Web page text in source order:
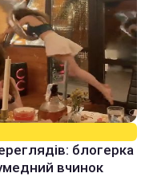
блогерка
вчинок